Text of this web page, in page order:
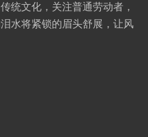
统文化，关注普通劳动者，
水将紧锁的眉头舒展，让风